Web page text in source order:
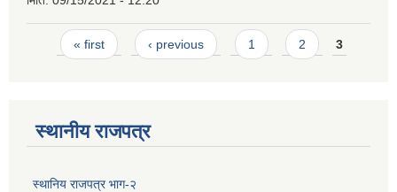
Pages
« first ‹ previous 1 2 3
स्थानीय राजपत्र
स्थानिय राजपत्र भाग-२